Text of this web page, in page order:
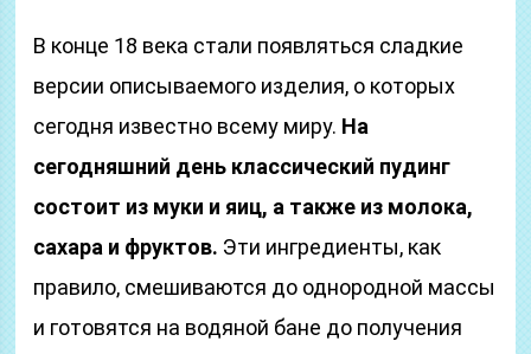
В конце 18 века стали появляться сладкие
версии описываемого изделия, о которых
сегодня известно всему миру. На
сегодняшний день классический пудинг
состоит из муки и яиц, а также из молока,
сахара и фруктов. Эти ингредиенты, как
правило, смешиваются до однородной массы
и готовятся на водяной бане до получения